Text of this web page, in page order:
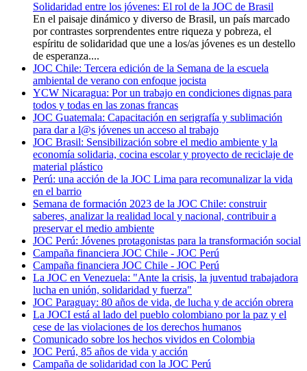
Solidaridad entre los jóvenes: El rol de la JOC de Brasil
En el paisaje dinámico y diverso de Brasil, un país marcado
por contrastes sorprendentes entre riqueza y pobreza, el
espíritu de solidaridad que une a los/as jóvenes es un destello
de esperanza....
JOC Chile: Tercera edición de la Semana de la escuela
ambiental de verano con enfoque jocista
YCW Nicaragua: Por un trabajo en condiciones dignas para
todos y todas en las zonas francas
JOC Guatemala: Capacitación en serigrafía y sublimación
para dar a l@s jóvenes un acceso al trabajo
JOC Brasil: Sensibilización sobre el medio ambiente y la
economía solidaria, cocina escolar y proyecto de reciclaje de
material plástico
Perú: una acción de la JOC Lima para recomunalizar la vida
en el barrio
Semana de formación 2023 de la JOC Chile: construir
saberes, analizar la realidad local y nacional, contribuir a
preservar el medio ambiente
JOC Perú: Jóvenes protagonistas para la transformación social
Campaña financiera JOC Chile - JOC Perú
Campaña financiera JOC Chile - JOC Perú
La JOC en Venezuela: "Ante la crisis, la juventud trabajadora
lucha en unión, solidaridad y fuerza"
JOC Paraguay: 80 años de vida, de lucha y de acción obrera
La JOCI está al lado del pueblo colombiano por la paz y el
cese de las violaciones de los derechos humanos
Comunicado sobre los hechos vividos en Colombia
JOC Perú, 85 años de vida y acción
Campaña de solidaridad con la JOC Perú